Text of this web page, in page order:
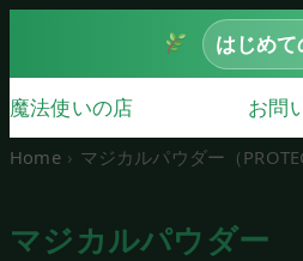
はじめ
魔法使いの店 お問
Home マジカルパウダー（
マジカルパウダー